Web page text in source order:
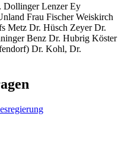
Dollinger Lenzer Ey
Frau Fischer Weiskirch
Metz Dr. Hüsch Zeyer Dr.
Benz Dr. Hubrig Köster
Dr. Kohl, Dr.